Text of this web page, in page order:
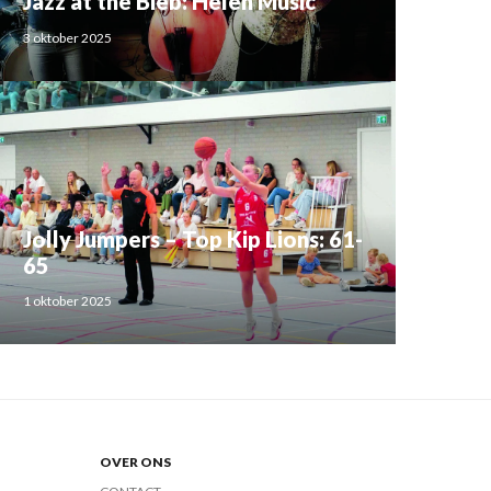
3 oktober 2025
Jolly Jumpers – Top Kip Lions: 61-
65
1 oktober 2025
OVER ONS